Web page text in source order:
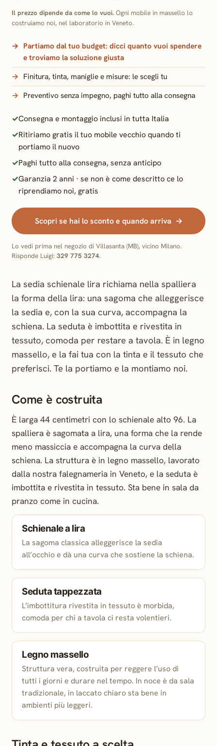
Il prezzo dipende da come lo vuoi. Ogni mobile in massello lo
costruiamo noi, nel laboratorio in Veneto.
Partiamo dal tuo budget: dicci quanto vuoi spendere
e troviamo la soluzione giusta
Finitura, tinta, maniglie e misure: le scegli tu
Preventivo senza impegno, paghi tutto alla consegna
Consegna e montaggio inclusi in tutta Italia
Ritiriamo gratis il tuo mobile vecchio quando ti
portiamo il nuovo
Paghi tutto alla consegna, senza anticipo
Garanzia 2 anni · se non è come descritto ce lo
riprendiamo noi, gratis
Scopri se hai lo sconto e quando arriva
Lo vedi prima nel negozio di Villasanta (MB), vicino Milano.
Risponde Luigi: 329 775 3274.
La sedia schienale lira richiama nella spalliera
la forma della lira: una sagoma che alleggerisce
la sedia e, con la sua curva, accompagna la
schiena. La seduta è imbottita e rivestita in
tessuto, comoda per restare a tavola. È in legno
massello, e la fai tua con la tinta e il tessuto che
preferisci. Te la portiamo e la montiamo noi.
Come è costruita
È larga 44 centimetri con lo schienale alto 96. La
spalliera è sagomata a lira, una forma che la rende
meno massiccia e accompagna la curva della
schiena. La struttura è in legno massello, lavorato
dalla nostra falegnameria in Veneto, e la seduta è
imbottita e rivestita in tessuto. Sta bene in sala da
pranzo come in cucina.
Schienale a lira
La sagoma classica alleggerisce la sedia
all’occhio e dà una curva che sostiene la schiena.
Seduta tappezzata
L’imbottitura rivestita in tessuto è morbida,
comoda per chi a tavola ci resta volentieri.
Legno massello
Struttura vera, costruita per reggere l’uso di
tutti i giorni e durare nel tempo. In noce è da sala
tradizionale, in laccato chiaro sta bene in
ambienti più leggeri.